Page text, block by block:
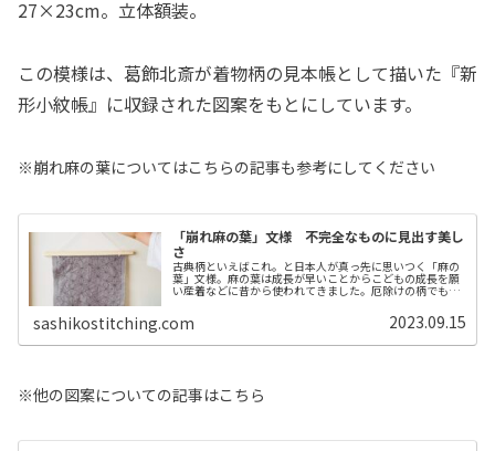
27×23cm。立体額装。
この模様は、葛飾北斎が着物柄の見本帳として描いた『新
形小紋帳』に収録された図案をもとにしています。
※崩れ麻の葉についてはこちらの記事も参考にしてください
「崩れ麻の葉」文様 不完全なものに見出す美し
さ
古典柄といえばこれ。と日本人が真っ先に思いつく「麻の
葉」文様。麻の葉は成長が早いことからこどもの成長を願
い産着などに昔から使われてきました。厄除けの柄でもあ
ります。魔除けの意味がある三角形が集まってできた六角
sashikostitching.com 2023.09.15
※他の図案についての記事はこちら